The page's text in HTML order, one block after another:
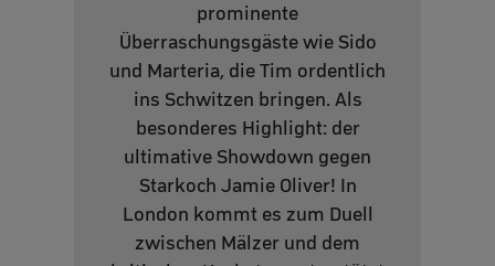
prominente
Überraschungsgäste wie Sido
und Marteria, die Tim ordentlich
ins Schwitzen bringen. Als
besonderes Highlight: der
ultimative Showdown gegen
Starkoch Jamie Oliver! In
London kommt es zum Duell
zwischen Mälzer und dem